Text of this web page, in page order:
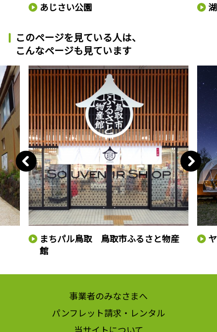
あじさい公園
このページを見ている人は、
こんなページも見ています
まちパル鳥取 鳥取市ふるさと物産
館
事業者のみなさまへ
パンフレット請求・レンタル